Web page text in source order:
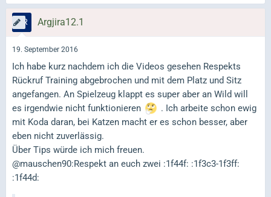
Argjira12.1
19. September 2016
Ich habe kurz nachdem ich die Videos gesehen Respekts
Rückruf Training abgebrochen und mit dem Platz und Sitz
angefangen. An Spielzeug klappt es super aber an Wild will
es irgendwie nicht funktionieren
. Ich arbeite schon ewig
mit Koda daran, bei Katzen macht er es schon besser, aber
eben nicht zuverlässig.
Über Tips würde ich mich freuen.
@mauschen90:Respekt an euch zwei :1f44f: :1f3c3-1f3ff:
:1f44d: